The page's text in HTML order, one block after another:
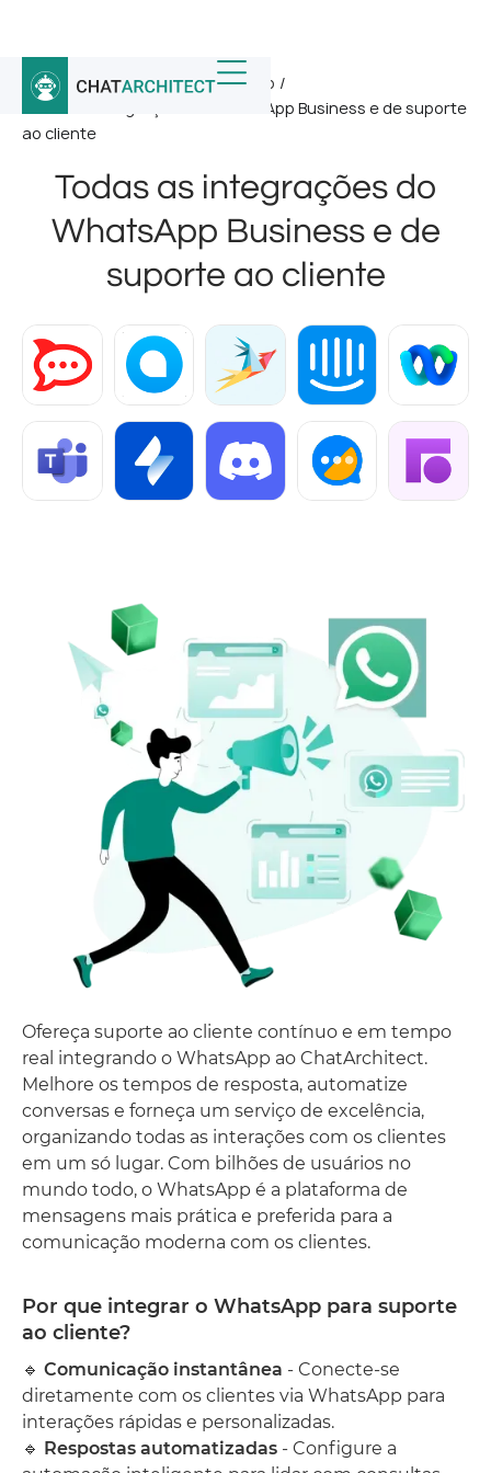
Início Integrações do WhatsApp /
Todas as integrações do WhatsApp Business e de suporte
ao cliente
Todas as integrações do
WhatsApp Business e de
suporte ao cliente
Ofereça suporte ao cliente contínuo e em tempo
real integrando o WhatsApp ao ChatArchitect.
Melhore os tempos de resposta, automatize
conversas e forneça um serviço de excelência,
organizando todas as interações com os clientes
em um só lugar. Com bilhões de usuários no
mundo todo, o WhatsApp é a plataforma de
mensagens mais prática e preferida para a
comunicação moderna com os clientes.
Por que integrar o WhatsApp para suporte
ao cliente?
🔹 Comunicação instantânea - Conecte-se
diretamente com os clientes via WhatsApp para
interações rápidas e personalizadas.
🔹 Respostas automatizadas - Configure a